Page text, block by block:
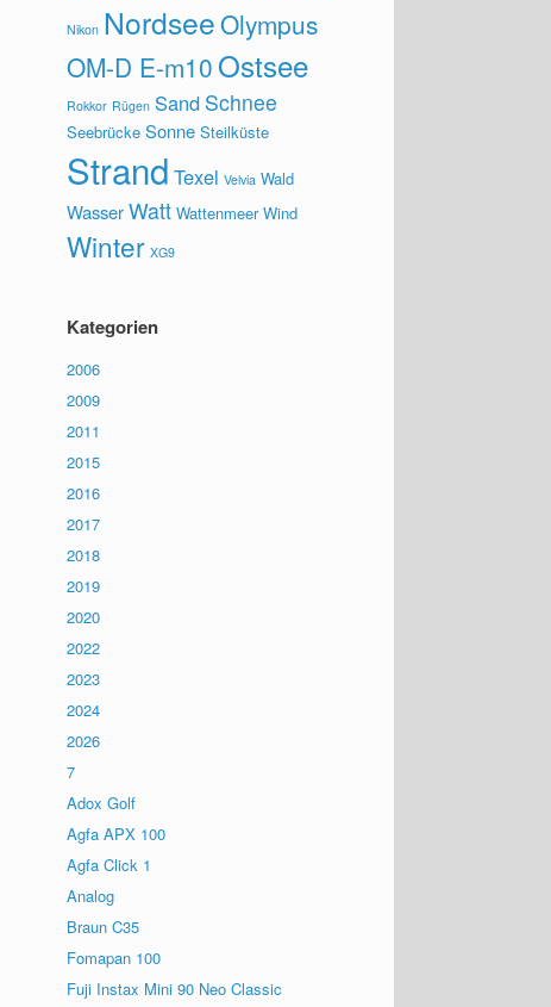
Nikon NordseeOlympus
OM-D E-m10 Ostsee
Rokkor Rügen Sand Schnee
Seebrücke Sonne Steilküste
Strand Texel Velvia Wald
WasserWatt Wattenmeer Wind
Winter XG9
Kategorien
2006
2009
2011
2015
2016
2017
2018
2019
2020
2022
2023
2024
2026
7
Adox Golf
Agfa APX 100
Agfa Click 1
Analog
Braun C35
Fomapan 100
Fuji Instax Mini 90 Neo Classic